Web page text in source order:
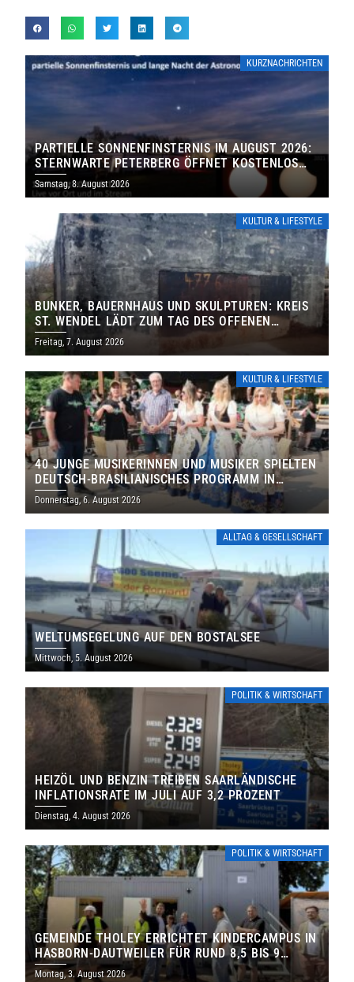
KURZNACHRICHTEN
PARTIELLE SONNENFINSTERNIS IM AUGUST 2026:
STERNWARTE PETERBERG ÖFFNET KOSTENLOS
IHRE TORE
Samstag, 8. August 2026
KULTUR & LIFESTYLE
BUNKER, BAUERNHAUS UND SKULPTUREN: KREIS
ST. WENDEL LÄDT ZUM TAG DES OFFENEN
DENKMALS EIN
Freitag, 7. August 2026
KULTUR & LIFESTYLE
40 JUNGE MUSIKERINNEN UND MUSIKER SPIELTEN
DEUTSCH-BRASILIANISCHES PROGRAMM IN
THOLEY
Donnerstag, 6. August 2026
ALLTAG & GESELLSCHAFT
WELTUMSEGELUNG AUF DEN BOSTALSEE
Mittwoch, 5. August 2026
POLITIK & WIRTSCHAFT
HEIZÖL UND BENZIN TREIBEN SAARLÄNDISCHE
INFLATIONSRATE IM JULI AUF 3,2 PROZENT
Dienstag, 4. August 2026
POLITIK & WIRTSCHAFT
GEMEINDE THOLEY ERRICHTET KINDERCAMPUS IN
HASBORN-DAUTWEILER FÜR RUND 8,5 BIS 9
MILLIONEN EURO
Montag, 3. August 2026